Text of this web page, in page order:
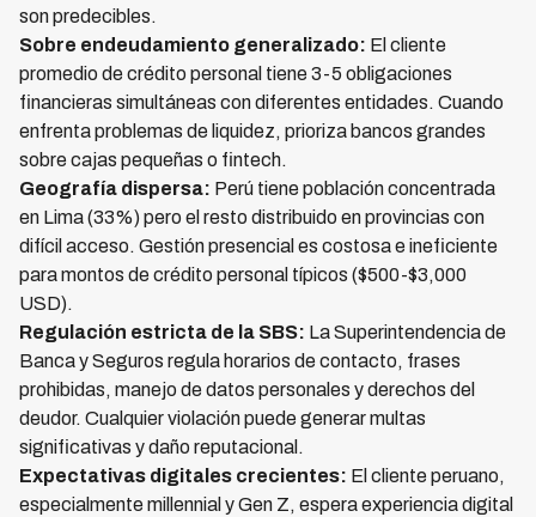
son predecibles.
Sobre endeudamiento generalizado: El cliente
promedio de crédito personal tiene 3-5 obligaciones
financieras simultáneas con diferentes entidades. Cuando
enfrenta problemas de liquidez, prioriza bancos grandes
sobre cajas pequeñas o fintech.
Geografía dispersa: Perú tiene población concentrada
en Lima (33%) pero el resto distribuido en provincias con
difícil acceso. Gestión presencial es costosa e ineficiente
para montos de crédito personal típicos ($500-$3,000
USD).
Regulación estricta de la SBS: La Superintendencia de
Banca y Seguros regula horarios de contacto, frases
prohibidas, manejo de datos personales y derechos del
deudor. Cualquier violación puede generar multas
significativas y daño reputacional.
Expectativas digitales crecientes: El cliente peruano,
especialmente millennial y Gen Z, espera experiencia digital